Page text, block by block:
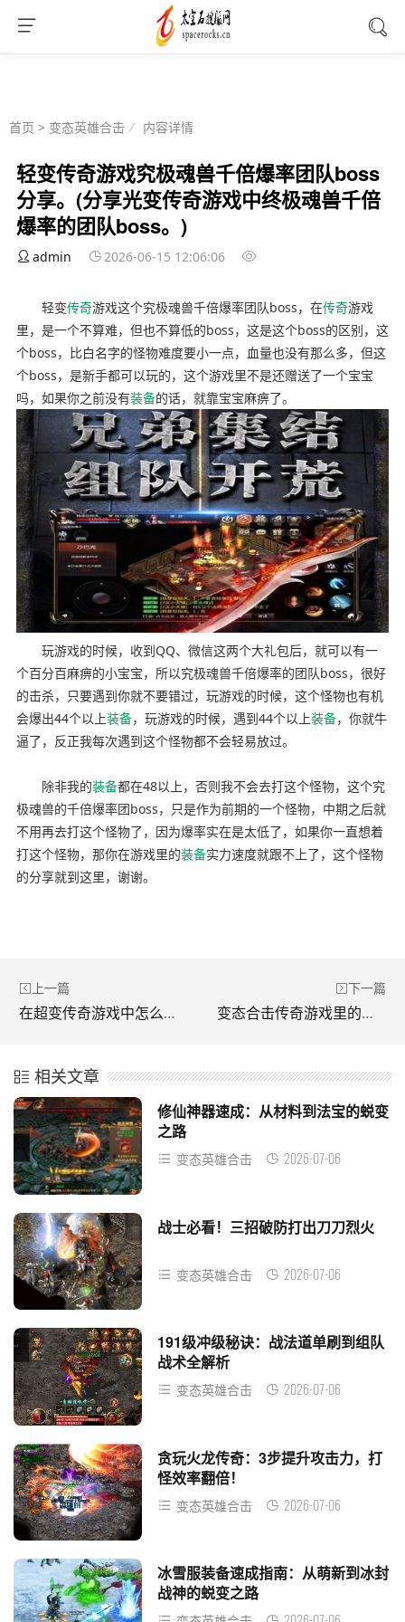
首页 > 变态英雄合击 内容详情
轻变传奇游戏究极魂兽千倍爆率团队boss
分享。(分享光变传奇游戏中终极魂兽千倍
爆率的团队boss。)
admin 2026-06-15 12:06:06
轻变传奇游戏这个究极魂兽千倍爆率团队boss，在传奇游戏
里，是一个不算难，但也不算低的boss，这是这个boss的区别，这
个boss，比白名字的怪物难度要小一点，血量也没有那么多，但这
个boss，是新手都可以玩的，这个游戏里不是还赠送了一个宝宝
吗，如果你之前没有装备的话，就靠宝宝麻痹了。
玩游戏的时候，收到QQ、微信这两个大礼包后，就可以有一
个百分百麻痹的小宝宝，所以究极魂兽千倍爆率的团队boss，很好
的击杀，只要遇到你就不要错过，玩游戏的时候，这个怪物也有机
会爆出44个以上装备，玩游戏的时候，遇到44个以上装备，你就牛
逼了，反正我每次遇到这个怪物都不会轻易放过。
除非我的装备都在48以上，否则我不会去打这个怪物，这个究
极魂兽的千倍爆率团boss，只是作为前期的一个怪物，中期之后就
不用再去打这个怪物了，因为爆率实在是太低了，如果你一直想着
打这个怪物，那你在游戏里的装备实力速度就跟不上了，这个怪物
的分享就到这里，谢谢。
上一篇
在超变传奇游戏中怎么单挑远古巨龙?(超级传奇游戏中如何与远古巨龙战斗？)
下一篇
变态合击传奇游戏里的天界御神传奇吸血锻造方法。(异战传奇游戏中的天神传奇游戏的吸血锻造方法。)
相关文章
修仙神器速成：从材料到法宝的蜕变
之路
变态英雄合击 2026-07-06
战士必看！三招破防打出刀刀烈火
变态英雄合击 2026-07-06
191级冲级秘诀：战法道单刷到组队
战术全解析
变态英雄合击 2026-07-06
贪玩火龙传奇：3步提升攻击力，打
怪效率翻倍！
变态英雄合击 2026-07-06
冰雪服装备速成指南：从萌新到冰封
战神的蜕变之路